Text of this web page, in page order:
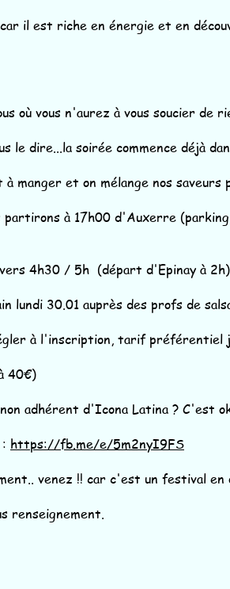
il est riche en énergie et en
où vous n'aurez à vous soucier de
le dire...la soirée commence déjà
manger et on mélange nos
partirons à 17h00 d'Auxerre
4h30 / 5h (départ d'Epinay à
lundi 30.01 auprès des profs de
à l'inscription, tarif préférentiel
40€)
adhérent d'Icona Latina ? C'est
https://fb.me/e/5m2nyI9FS
venez !! car c'est un festival en
renseignement.